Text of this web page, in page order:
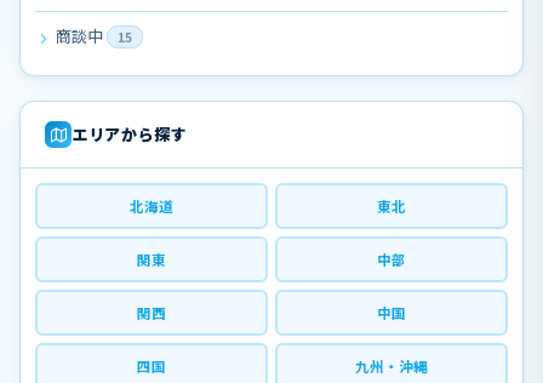
商談中 15
エリアから探す
北海道 東北
関東 中部
関西 中国
四国 九州・沖縄